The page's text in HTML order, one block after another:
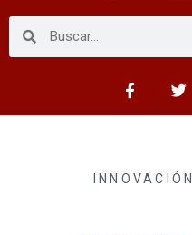
INNOVACIÓN